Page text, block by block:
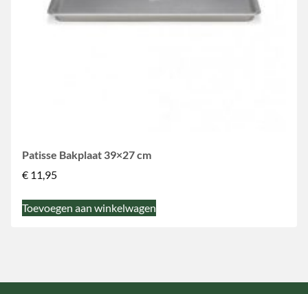
Patisse Bakplaat 39×27 cm
€ 11,95
Toevoegen aan winkelwagen